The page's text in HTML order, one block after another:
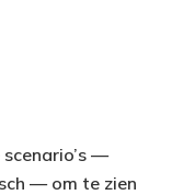
—
— om te zien